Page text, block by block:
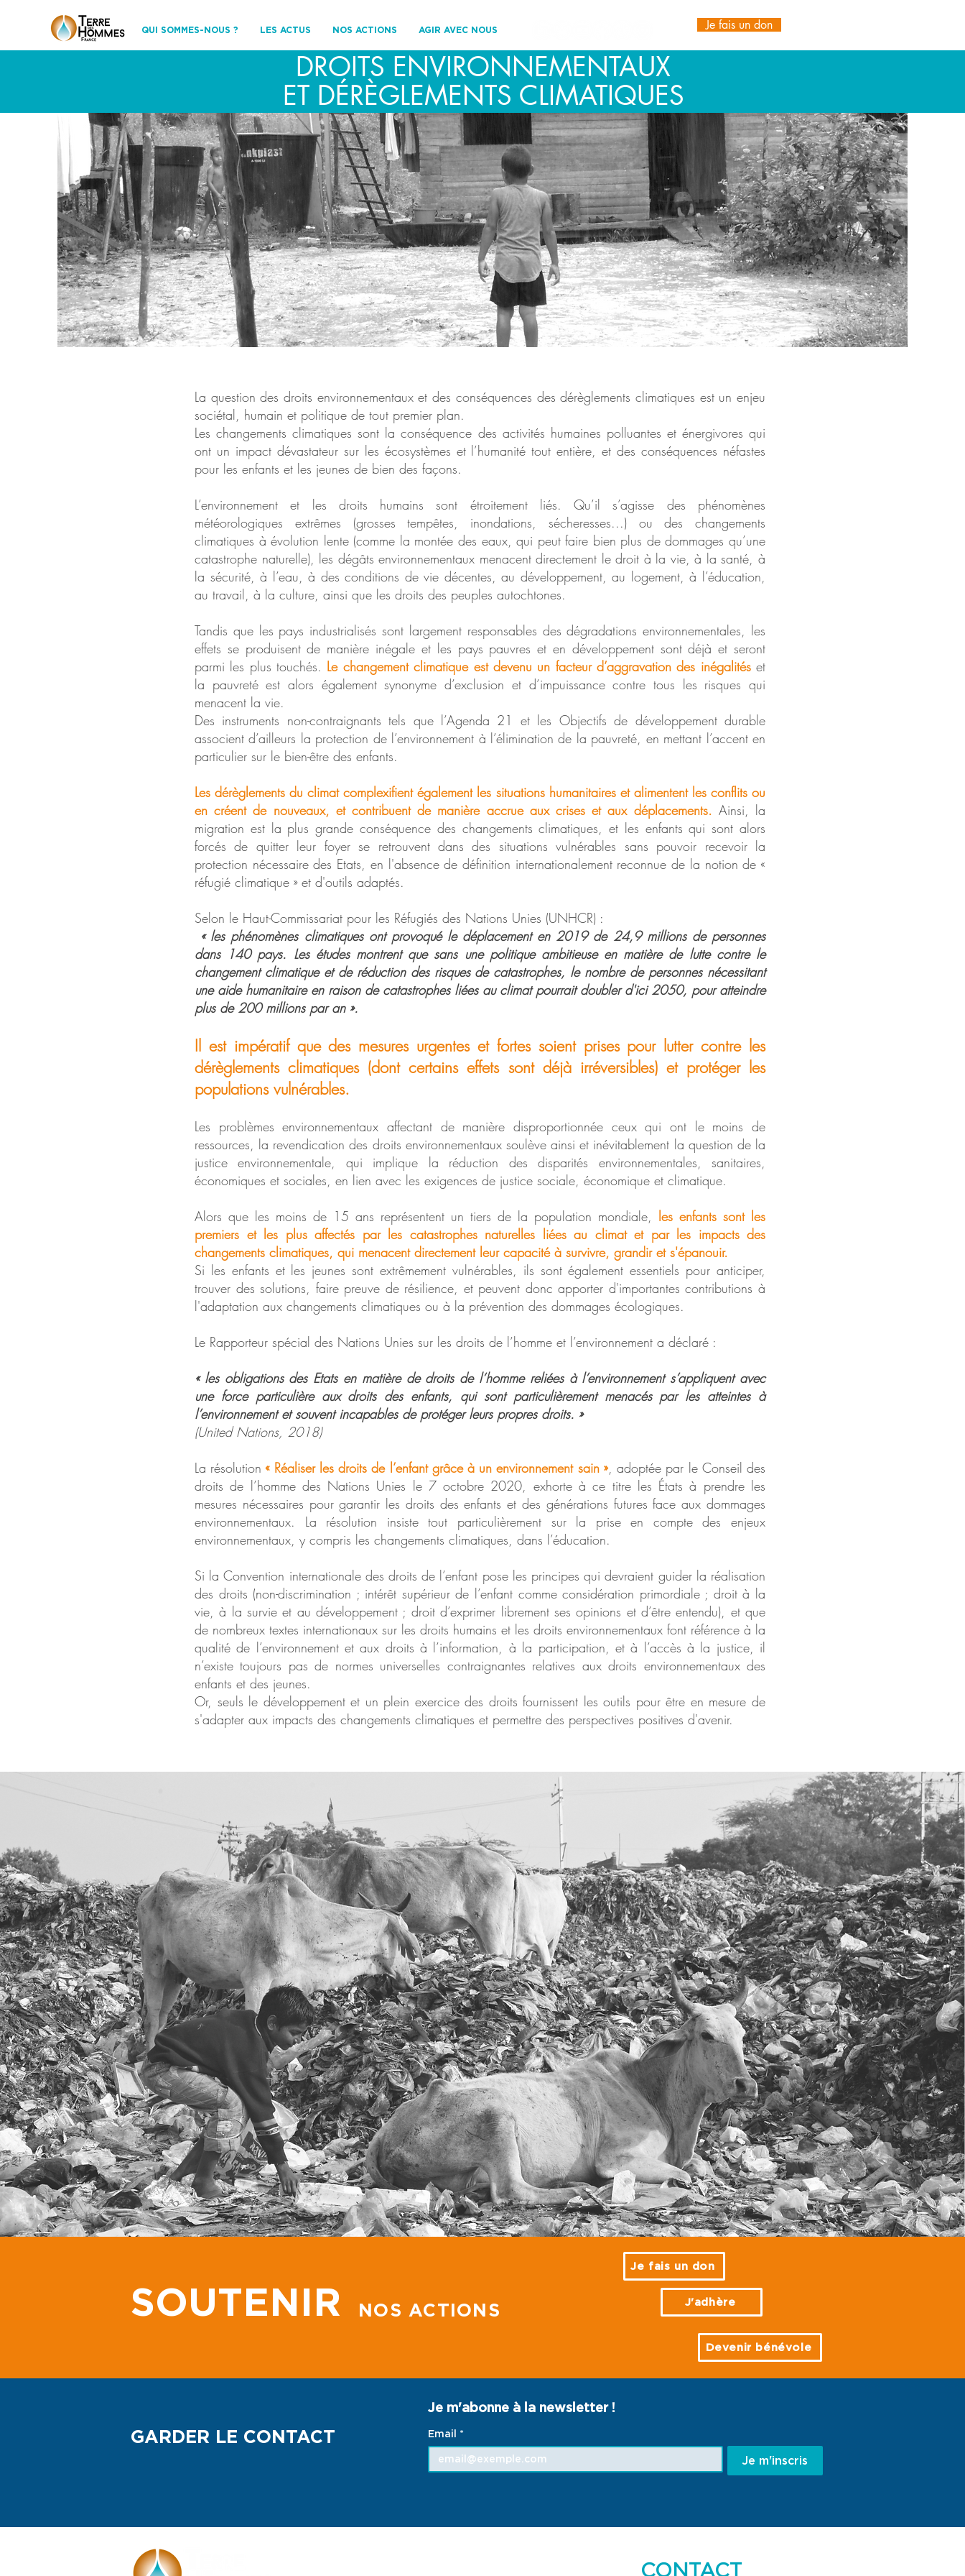
QUI SOMMES-NOUS ? LES ACTUS NOS ACTIONS AGIR AVEC NOUS Je fais un don
DROITS ENVIRONNEMENTAUX
ET DÉRÈGLEMENTS CLIMATIQUES
La question des droits environnementaux et des conséquences des dérèglements climatiques est un enjeu
sociétal, humain et politique de tout premier plan.
Les changements climatiques sont la conséquence des activités humaines polluantes et énergivores qui
ont un impact dévastateur sur les écosystèmes et l’humanité tout entière, et des conséquences néfastes
pour les enfants et les jeunes de bien des façons.
L’environnement et les droits humains sont étroitement liés. Qu’il s’agisse des phénomènes
météorologiques extrêmes (grosses tempêtes, inondations, sécheresses...) ou des changements
climatiques à évolution lente (comme la montée des eaux, qui peut faire bien plus de dommages qu’une
catastrophe naturelle), les dégâts environnementaux menacent directement le droit à la vie, à la santé, à
la sécurité, à l’eau, à des conditions de vie décentes, au développement, au logement, à l’éducation,
au travail, à la culture, ainsi que les droits des peuples autochtones.
Tandis que les pays industrialisés sont largement responsables des dégradations environnementales, les
effets se produisent de manière inégale et les pays pauvres et en développement sont déjà et seront
parmi les plus touchés. Le changement climatique est devenu un facteur d’aggravation des inégalitéset
la pauvreté est alors également synonyme d’exclusion et d’impuissance contre tous les risques qui
menacent la vie.
Des instruments non-contraignants tels que l’Agenda 21 et les Objectifs de développement durable
associent d’ailleurs la protection de l’environnement à l’élimination de la pauvreté, en mettant l’accent en
particulier sur le bien-être des enfants.
Les dérèglements du climat complexifient également les situations humanitaires et alimentent les conflits ou
en créent de nouveaux, et contribuent de manière accrue aux crises et aux déplacements. Ainsi, la
migration est la plus grande conséquence des changements climatiques, et les enfants qui sont alors
forcés de quitter leur foyer se retrouvent dans des situations vulnérables sans pouvoir recevoir la
protection nécessaire des Etats, en l'absence de définition internationalement reconnue de la notion de «
réfugié climatique » et d'outils adaptés.
Selon le Haut-Commissariat pour les Réfugiés des Nations Unies (UNHCR) :
« les phénomènes climatiques ont provoqué le déplacement en 2019 de 24,9 millions de personnes
dans 140 pays. Les études montrent que sans une politique ambitieuse en matière de lutte contre le
changement climatique et de réduction des risques de catastrophes, le nombre de personnes nécessitant
une aide humanitaire en raison de catastrophes liées au climat pourrait doubler d'ici 2050, pour atteindre
plus de 200 millions par an ».
Il est impératif que des mesures urgentes et fortes soient prises pour lutter contre les
dérèglements climatiques (dont certains effets sont déjà irréversibles) et protéger les
populations vulnérables.
Les problèmes environnementaux affectant de manière disproportionnée ceux qui ont le moins de
ressources, la revendication des droits environnementaux soulève ainsi et inévitablement la question de la
justice environnementale, qui implique la réduction des disparités environnementales, sanitaires,
économiques et sociales, en lien avec les exigences de justice sociale, économique et climatique.
Alors que les moins de 15 ans représentent un tiers de la population mondiale, les enfants sont les
premiers et les plus affectés par les catastrophes naturelles liées au climat et par les impacts des
changements climatiques, qui menacent directement leur capacité à survivre, grandir et s'épanouir.
Si les enfants et les jeunes sont extrêmement vulnérables, ils sont également essentiels pour anticiper,
trouver des solutions, faire preuve de résilience, et peuvent donc apporter d'importantes contributions à
l'adaptation aux changements climatiques ou à la prévention des dommages écologiques.
Le Rapporteur spécial des Nations Unies sur les droits de l’homme et l’environnement a déclaré :
« les obligations des Etats en matière de droits de l’homme reliées à l’environnement s’appliquent avec
une force particulière aux droits des enfants, qui sont particulièrement menacés par les atteintes à
l’environnement et souvent incapables de protéger leurs propres droits. »
(United Nations, 2018)
La résolution « Réaliser les droits de l’enfant grâce à un environnement sain », adoptée par le Conseil des
droits de l’homme des Nations Unies le 7 octobre 2020, exhorte à ce titre les États à prendre les
mesures nécessaires pour garantir les droits des enfants et des générations futures face aux dommages
environnementaux. La résolution insiste tout particulièrement sur la prise en compte des enjeux
environnementaux, y compris les changements climatiques, dans l’éducation.
Si la Convention internationale des droits de l’enfant pose les principes qui devraient guider la réalisation
des droits (non-discrimination ; intérêt supérieur de l’enfant comme considération primordiale ; droit à la
vie, à la survie et au développement ; droit d’exprimer librement ses opinions et d’être entendu), et que
de nombreux textes internationaux sur les droits humains et les droits environnementaux font référence à la
qualité de l’environnement et aux droits à l’information, à la participation, et à l’accès à la justice, il
n’existe toujours pas de normes universelles contraignantes relatives aux droits environnementaux des
enfants et des jeunes.
Or, seuls le développement et un plein exercice des droits fournissent les outils pour être en mesure de
s'adapter aux impacts des changements climatiques et permettre des perspectives positives d'avenir.
SOUTENIR
Je fais un don
J'adhère
Devenir bénévole
NOS ACTIONS
GARDER LE CONTACT
Je m'abonne à la newsletter !
Email *
Je m'inscris
CONTACT